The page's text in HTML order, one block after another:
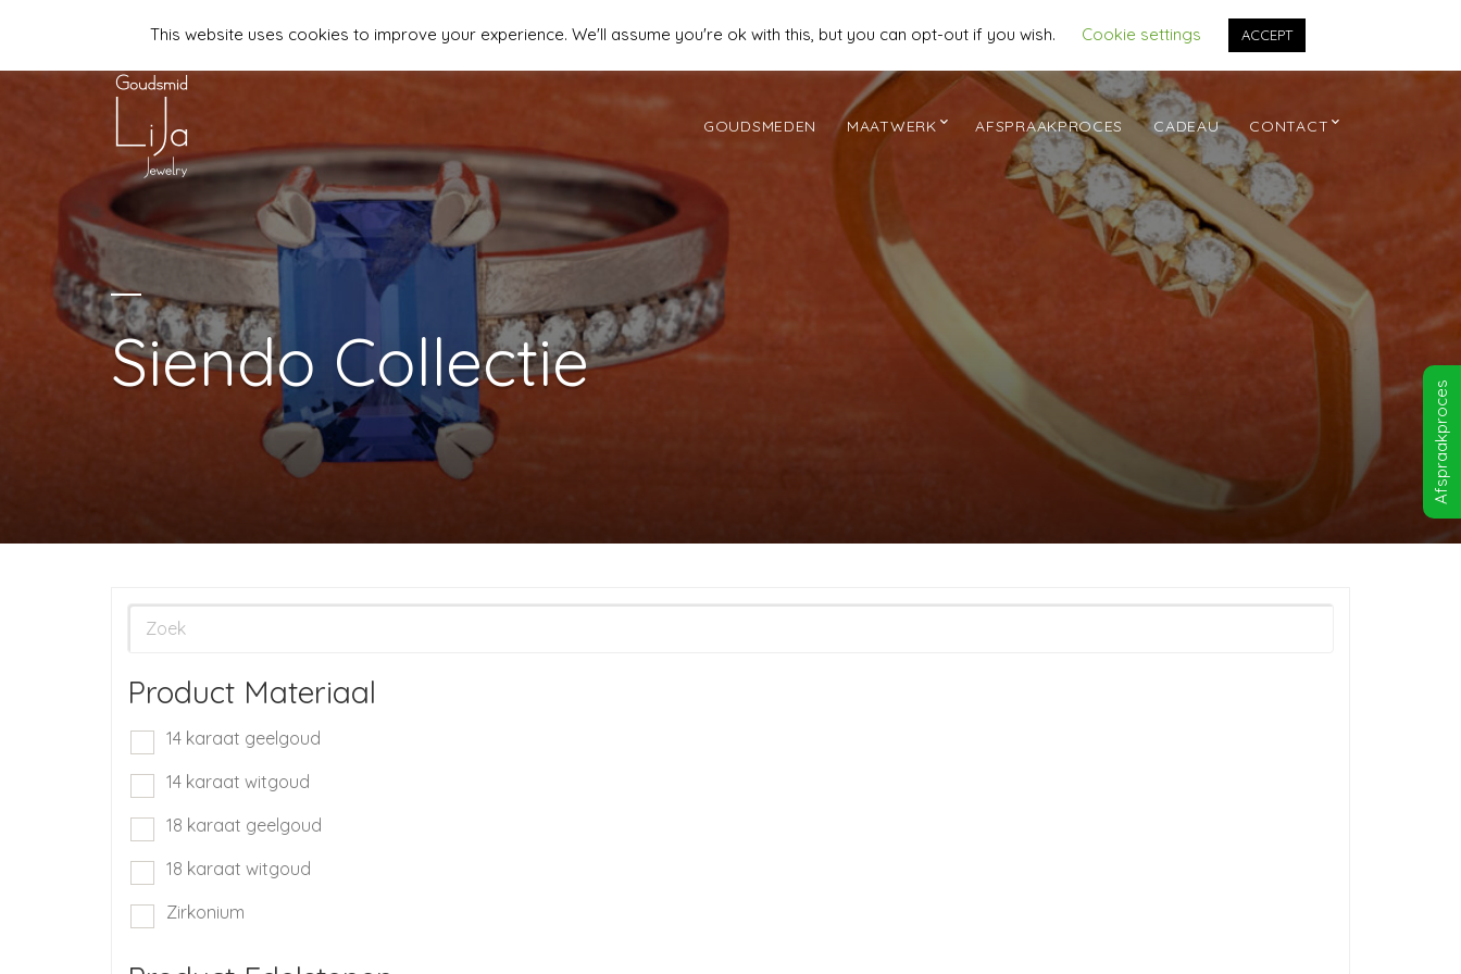
GOUDSMEDEN MAATWERK AFSPRAAKPROCES CADEAU CONTACT
Siendo Collectie
Product Materiaal
14 karaat geelgoud
14 karaat witgoud
18 karaat geelgoud
18 karaat witgoud
Zirkonium
This website uses cookies to improve your experience. We'll assume you're ok with this, but you can opt-out if you wish. Cookie settings ACCEPT
Afspraakproces